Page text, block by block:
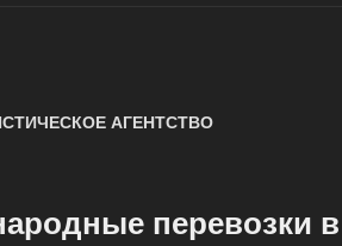
АГЕНТСТВО
перевозки